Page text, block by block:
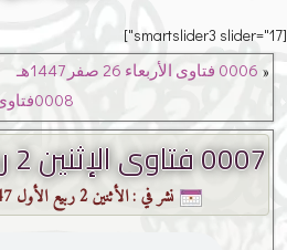
[smartslider3 slider="17"]
« 0006 فتاوى الأربعاء 26 صفر 1447هـ
0008فتاوى الإثنين 16 ربيع أول 1447هـ
0007 فتاوى الإثنين 2 ربيع أول 1447هـ
نشر في :الأثنين 2 ربيع الأول 1447هـ 25-8-2025م